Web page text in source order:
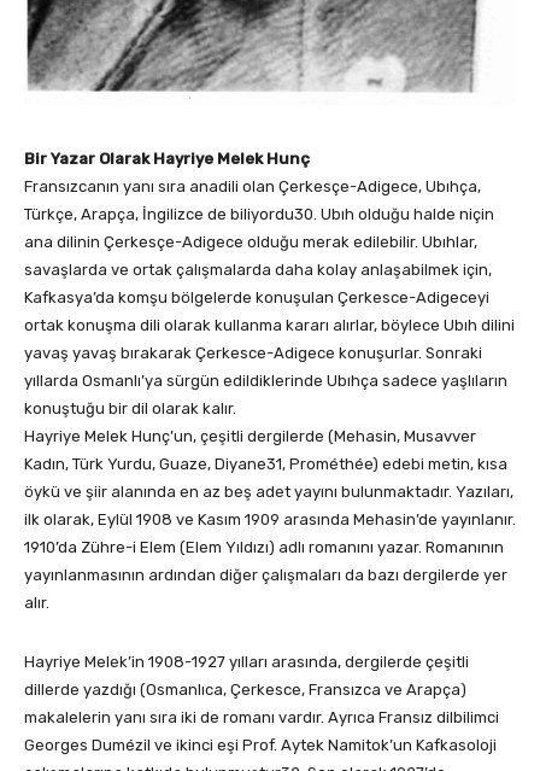
Bir Yazar Olarak Hayriye Melek Hunç
Fransızcanın yanı sıra anadili olan Çerkesçe-Adigece, Ubıhça,
Türkçe, Arapça, İngilizce de biliyordu30. Ubıh olduğu halde niçin
ana dilinin Çerkesçe-Adigece olduğu merak edilebilir. Ubıhlar,
savaşlarda ve ortak çalışmalarda daha kolay anlaşabilmek için,
Kafkasya’da komşu bölgelerde konuşulan Çerkesce-Adigeceyi
ortak konuşma dili olarak kullanma kararı alırlar, böylece Ubıh dilini
yavaş yavaş bırakarak Çerkesce-Adigece konuşurlar. Sonraki
yıllarda Osmanlı’ya sürgün edildiklerinde Ubıhça sadece yaşlıların
konuştuğu bir dil olarak kalır.
Hayriye Melek Hunç’un, çeşitli dergilerde (Mehasin, Musavver
Kadın, Türk Yurdu, Guaze, Diyane31, Prométhée) edebi metin, kısa
öykü ve şiir alanında en az beş adet yayını bulunmaktadır. Yazıları,
ilk olarak, Eylül 1908 ve Kasım 1909 arasında Mehasin’de yayınlanır.
1910’da Zühre-i Elem (Elem Yıldızı) adlı romanını yazar. Romanının
yayınlanmasının ardından diğer çalışmaları da bazı dergilerde yer
alır.
Hayriye Melek’in 1908-1927 yılları arasında, dergilerde çeşitli
dillerde yazdığı (Osmanlıca, Çerkesce, Fransızca ve Arapça)
makalelerin yanı sıra iki de romanı vardır. Ayrıca Fransız dilbilimci
Georges Dumézil ve ikinci eşi Prof. Aytek Namitok’un Kafkasoloji